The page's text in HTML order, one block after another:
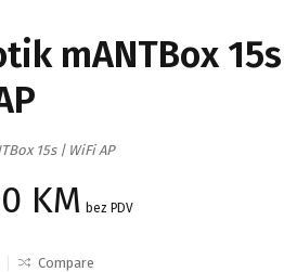
mANTBox 15s |
15s | WiFi AP
KM bez PDV
Compare